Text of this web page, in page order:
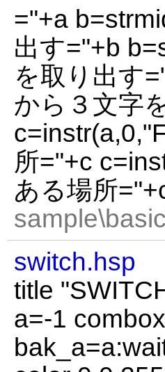
="+a
出す="+b
を取り出す
から３文字
所="+c
ある場所
switch.hsp
title
a=-1